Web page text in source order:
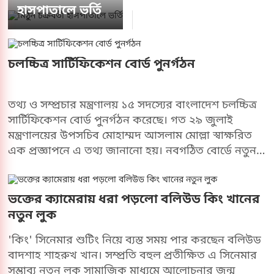
হাসপাতালে ভর্তি
চলচ্চিত্র সার্টিফিকেশন বোর্ড পুনর্গঠন
তথ্য ও সম্প্রচার মন্ত্রণালয় ১৫ সদস্যের বাংলাদেশ চলচ্চিত্র
সার্টিফিকেশন বোর্ড পুনর্গঠন করেছে। গত ২৯ জুলাই
মন্ত্রণালয়ের উপসচিব মোহাম্মদ আসলাম মোল্লা স্বাক্ষরিত
এক প্রজ্ঞাপনে এ তথ্য জানানো হয়। নবগঠিত বোর্ডে নতুন
সমিতির (বাচসাস) সাবেক সভাপতি ও চলচ্চিত্র গবেষক
আবদুর রহমান। এছাড়া সদস্য হিসেবে অন্তর্ভুক্ত হয়েছেন
অভিনেত্রী কাজী নওশাবা, গীতিকার প্রিন্স মাহমুদ এবং
সংগীতশিল্পী দিঠি আনোয়ার।প্রজ্ঞাপনে বলা হয়েছে,
বাংলাদেশ চলচ্চিত্র সার্টিফিকেশন আইন অনুযায়ী এই বোর্ড
পুনর্গঠন করা হয়েছে। বোর্ডের চেয়ারম্যান হিসেবে দায়িত্ব
ভক্তের ক্যামেরায় ধরা পড়লো বলিউড কিং খানের
নতুন লুক
'কিং' সিনেমার শুটিং নিয়ে ব্যস্ত সময় পার করছেন বলিউড
বাদশাহ শাহরুখ খান। সম্প্রতি বহুল প্রতীক্ষিত এ সিনেমার